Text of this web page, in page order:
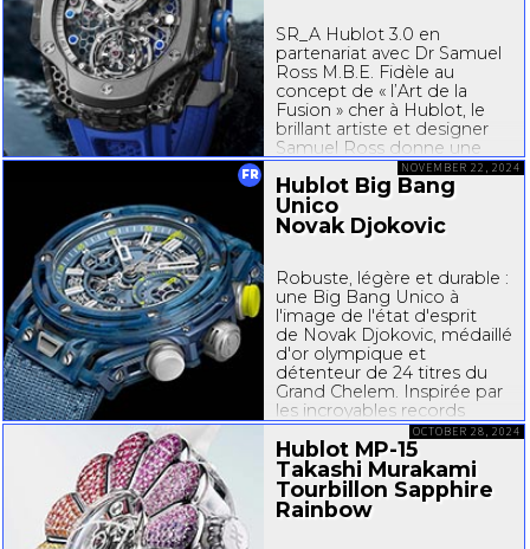
SR_A Hublot 3.0 en
partenariat avec Dr Samuel
Ross M.B.E. Fidèle au
concept de « l’Art de la
Fusion » cher à Hublot, le
brillant artiste et designer
Samuel Ross donne une
nouvelle dimension à sa
créativité avec une œuvre
réfléchie et aboutie,
impliquant divers matériaux
et couleurs...
FR
Hublot Big Bang
Unico
Novak Djokovic
Robuste, légère et durable :
une Big Bang Unico à
l'image de l'état d'esprit
de Novak Djokovic, médaillé
d'or olympique et
détenteur de 24 titres du
Grand Chelem. Inspirée par
les incroyables records
de son ambassadeur Novak
Djokovic, Hublot a conçu
une montre qui incarne...
NOVEMBER 22, 2024
Hublot MP-15
Takashi Murakami
Tourbillon Sapphire
Rainbow
OCTOBER 28, 2024